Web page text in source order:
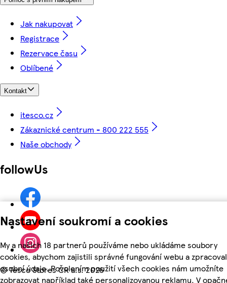
Nastavení soukromí a cookies
My a našich 18 partnerů používáme nebo ukládáme soubory
cookies, abychom zajistili správné fungování webu a
osobní údaje. Povolením použití všech cookies nám umožníte
zobrazovat například také personalizovanou reklamu. V
Jak nakupovat
Registrace
Rezervace času
Oblíbené
Kontakt
itesco.cz
Zákaznické centrum - 800 222 555
Naše obchody
followUs
©Tesco Stores ČR a.s. 2026